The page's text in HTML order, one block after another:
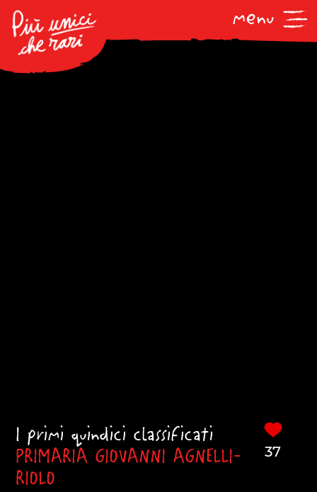
I primi quindici classificati
PRIMARIA GIOVANNI AGNELLI-
RIOLO
37